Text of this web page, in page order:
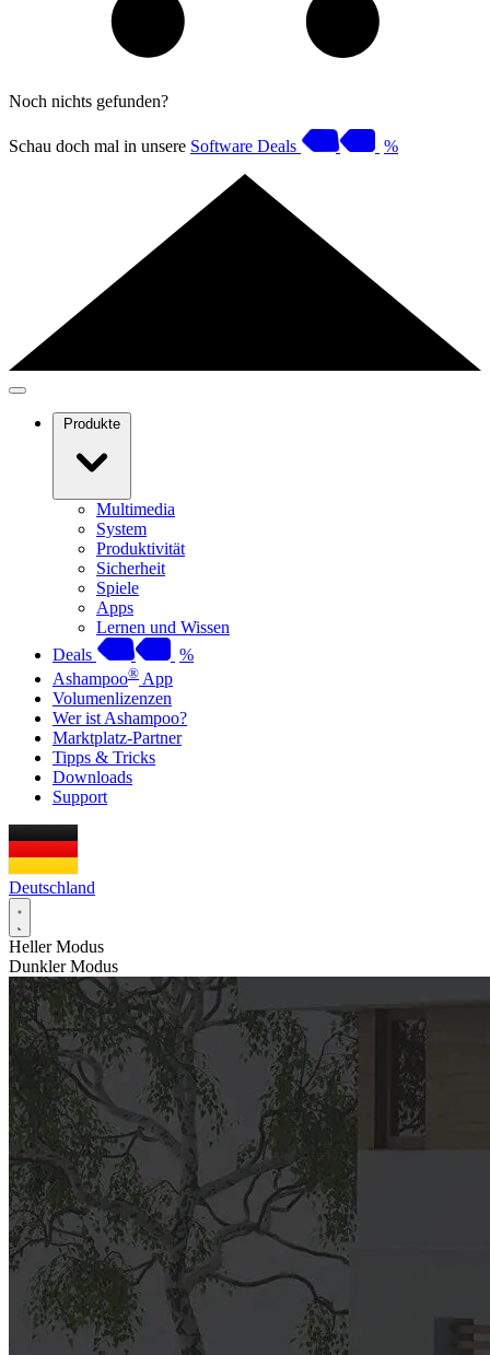
Noch nichts gefunden?
Schau doch mal in unsere Software Deals %
Produkte
Multimedia
System
Produktivität
Sicherheit
Spiele
Apps
Lernen und Wissen
Deals
%
Ashampoo® App
Volumenlizenzen
Wer ist Ashampoo?
Marktplatz-Partner
Tipps & Tricks
Downloads
Support
Deutschland
Heller Modus
Dunkler Modus